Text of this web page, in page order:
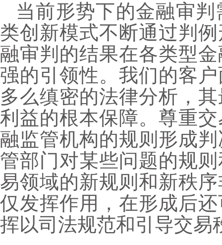
当前形势下的金融审
类创新模式不断通过判
融审判的结果在各类型
强的引领性。我们的客
多么缜密的法律分析，
利益的根本保障。尊重
融监管机构的规则形成
管部门对某些问题的规
易领域的新规则和新秩
仅发挥作用，在形成后
挥以司法规范和引导交易